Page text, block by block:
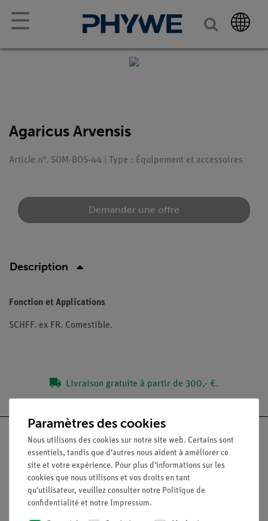
☰
Agaricus Arvensis
Article n°. SOM-BOS-44 | Type : Équipement et accessoires
Demander une offre
Description
Fonction et Applications
SCHFF. ex FR. Comestible.
Livraison gratuite à partir de 300,- €.
Nach oben
Paramètres des cookies
Nous utilisons des cookies sur notre site web. Certains sont
essentiels, tandis que d'autres nous aident à améliorer ce
site et votre expérience. Pour plus d'informations sur les
cookies que nous utilisons et vos droits en tant
qu'utilisateur, veuillez consulter notre Politique de
confidentialité et notre Impressum.